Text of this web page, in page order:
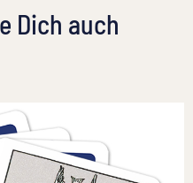
Dich auch